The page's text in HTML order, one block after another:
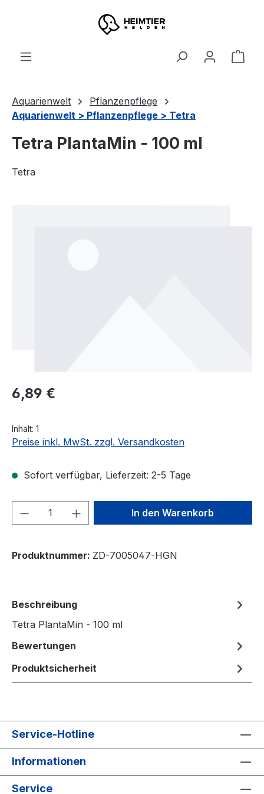
Zum Hauptinhalt springen
Aquarienwelt
Pflanzenpflege
Aquarienwelt > Pflanzenpflege > Tetra
Tetra PlantaMin - 100 ml
Tetra
Regulärer Preis:
6,89 €
Inhalt: 1
Preise inkl. MwSt. zzgl. Versandkosten
Sofort verfügbar, Lieferzeit: 2-5 Tage
Produkt Anzahl: Gib denIn den Warenkorb
Produktnummer: ZD-7005047-HGN
Beschreibung
Tetra PlantaMin - 100 ml
Bewertungen
Produktsicherheit
Service-Hotline
Informationen
Service